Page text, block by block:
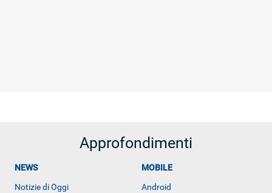
Approfondimenti
NEWS
Notizie di Oggi
MOBILE
Android